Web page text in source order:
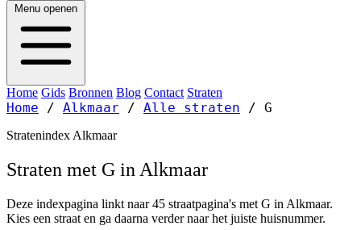
Menu openen
Home Gids Bronnen Blog Contact Straten
Home / Alkmaar / Alle straten / G
Stratenindex Alkmaar
Straten met G in Alkmaar
Deze indexpagina linkt naar 45 straatpagina's met G in Alkmaar.
Kies een straat en ga daarna verder naar het juiste huisnummer.